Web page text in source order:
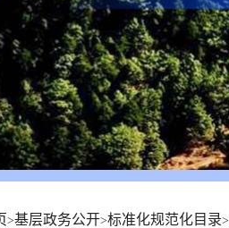
>基层政务公开>标准化规范化目录>